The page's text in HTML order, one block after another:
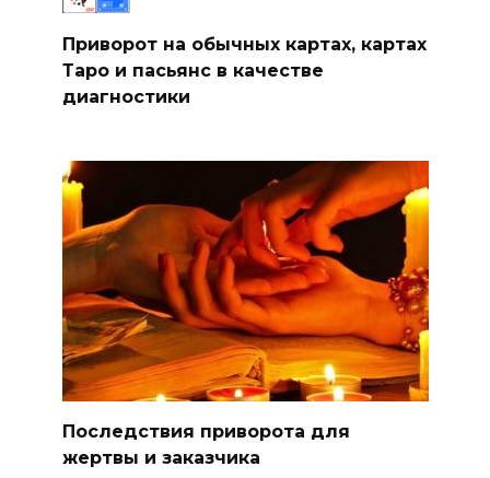
Приворот на обычных картах, картах
Таро и пасьянс в качестве
диагностики
Последствия приворота для
жертвы и заказчика